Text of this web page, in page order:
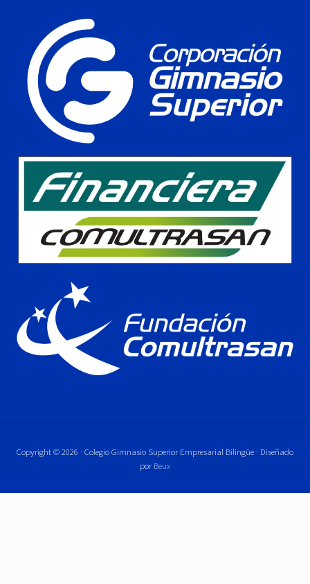
Copyright © 2026 · Colegio Gimnasio Superior Empresarial Bilingüe · Diseñado
por Beux